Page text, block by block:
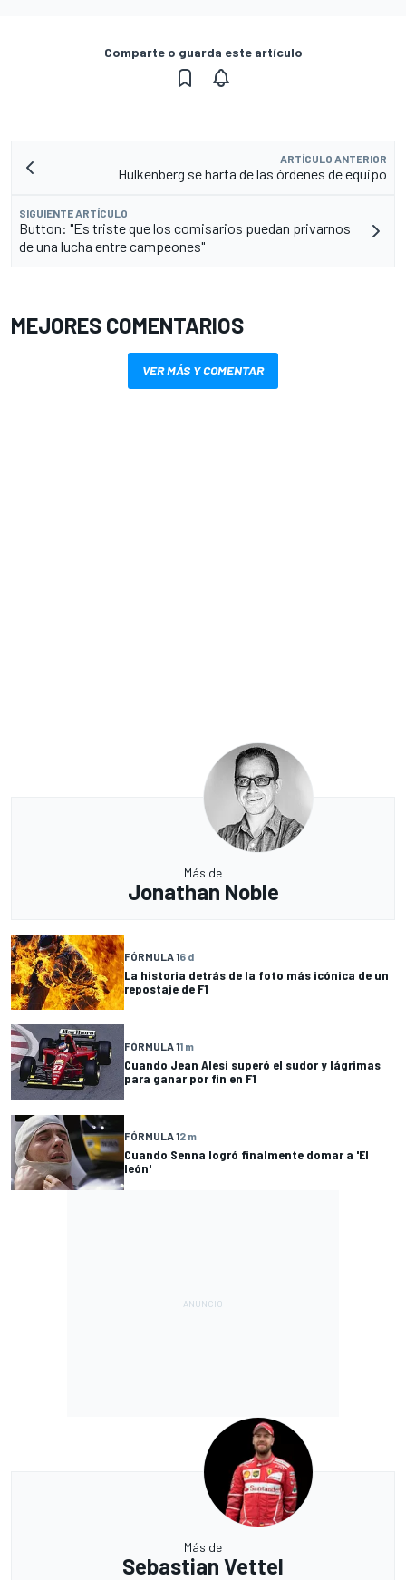
Comparte o guarda este artículo
ARTÍCULO ANTERIOR
Hulkenberg se harta de las órdenes de equipo
SIGUIENTE ARTÍCULO
Button: "Es triste que los comisarios puedan privarnos
de una lucha entre campeones"
MEJORES COMENTARIOS
VER MÁS Y COMENTAR
Más de
Jonathan Noble
FÓRMULA 16 d
La historia detrás de la foto más icónica de un
repostaje de F1
FÓRMULA 11 m
Cuando Jean Alesi superó el sudor y lágrimas
para ganar por fin en F1
FÓRMULA 12 m
Cuando Senna logró finalmente domar a 'El
león'
Más de
Sebastian Vettel